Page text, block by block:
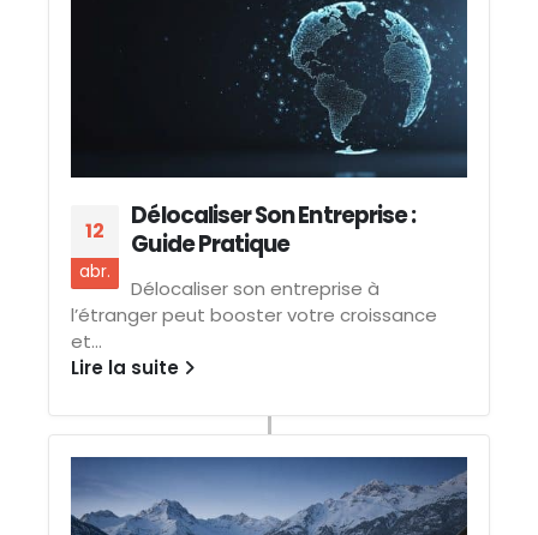
12
abr.
Délocaliser Son Entreprise :
Guide Pratique
Délocaliser son entreprise à
l’étranger peut booster votre croissance
et...
Lire la suite